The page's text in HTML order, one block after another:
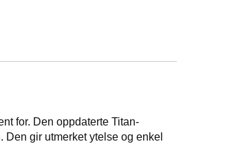
for. Den oppdaterte Titan-
gir utmerket ytelse og enkel